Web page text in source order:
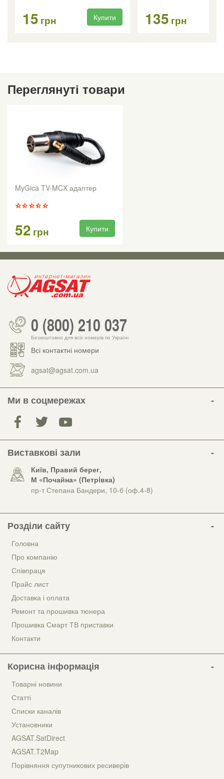
15 грн Купити 135 грн
Переглянуті товари
MyGica TV-MCX адаптер
52 грн Купити
0 (800) 210 037
Безкоштовно для всіх номерів по Україні
Всі контактні номери
agsat@agsat.com.ua
Ми в соцмережах
Виставкові зали
Київ, Правий берег,
М «Почайна» (Петрiвка)
пр-т Степана Бандери, 10-б (оф.4-8)
Розділи сайту
Головна
Про компанію
Співпраця
Прайс лист
Доставка і оплата
Ремонт та прошивка тюнера
Прошивка Смарт ТВ приставки
Контакти
Корисна інформація
Товарні новини
Статті
Списки каналів
Установники
AGSAT.SatDirect
AGSAT.T2Map
Порівняння супутникових ресиверів